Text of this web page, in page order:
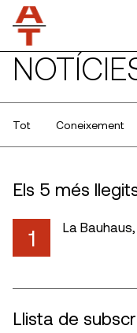
Tot Coneixement
Els 5 més
1 La
Llista de